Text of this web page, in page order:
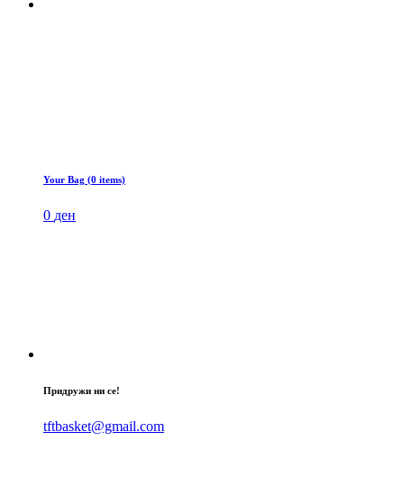
Your Bag (0 items)
0 ден
Придружи ни се!
tftbasket@gmail.com